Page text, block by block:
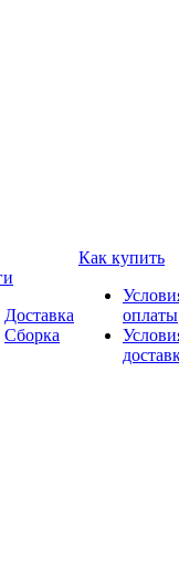
Доставка
Сборка
Как купить
оплаты